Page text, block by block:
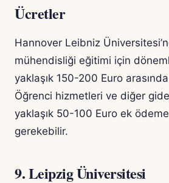
Ücretler
Hannover Leibniz
mühendisliği eğitimi için
yaklaşık 150-200 Euro
Öğrenci hizmetleri ve diğer
yaklaşık 50-100 Euro ek ödeme
gerekebilir.
9. Leipzig Üniversitesi